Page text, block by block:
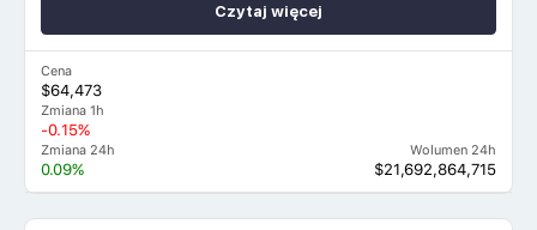
Cena
$64,473
Zmiana 1h
-0.15%
Zmiana 24h
0.09%
Wolumen 24h
$21,692,864,715
Czytaj więcej